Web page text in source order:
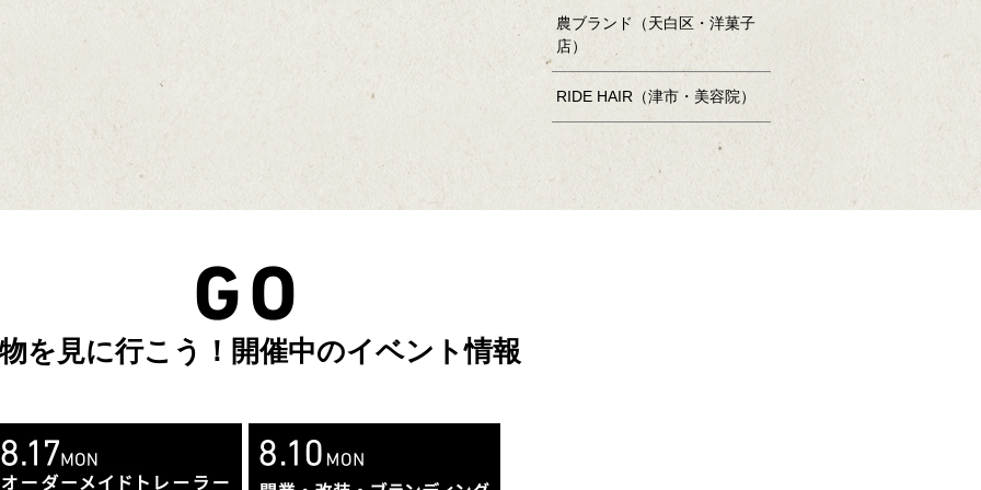
農ブランド（天白区・洋菓子
店）
RIDE HAIR（津市・美容院）
を見に行こう！開催中のイベント情報